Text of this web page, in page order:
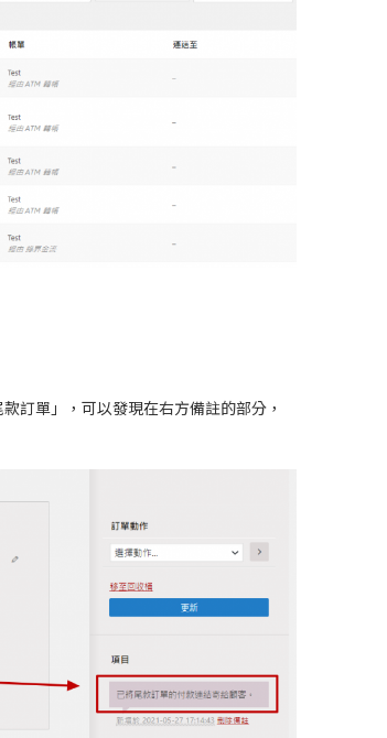
訂單」，可以發現在右方備註的部分，